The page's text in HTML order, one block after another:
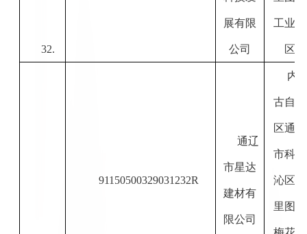
32.
展有限
公司
工业园
区
91150500329031232R
通辽
市星达
建材有
限公司
内
古自治
区通辽
市科尔
沁区木
里图镇